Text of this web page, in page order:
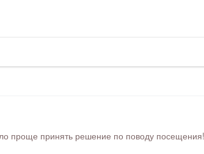
принять решение по поводу посещения!